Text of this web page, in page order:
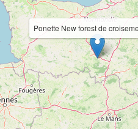
Ponette New forest de